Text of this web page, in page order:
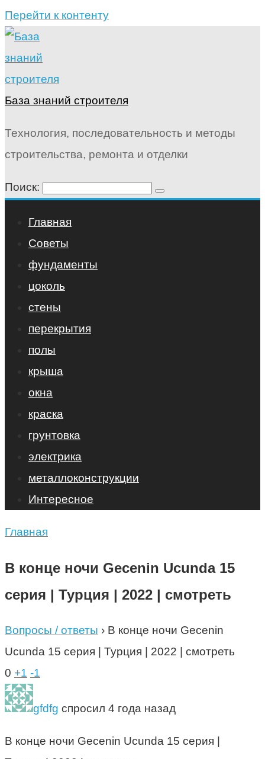
Перейти к контенту
База знаний строителя
Технология, последовательность и методы
строительства, ремонта и отделки
Поиск:
Главная
Советы
фундаменты
цоколь
стены
перекрытия
полы
крыша
окна
краска
грунтовка
электрика
металлоконструкции
Интересное
Главная
В конце ночи Gecenin Ucunda 15
серия | Турция | 2022 | смотреть
Вопросы / ответы › В конце ночи Gecenin
Ucunda 15 серия | Турция | 2022 | смотреть
0 +1 -1
gfdfg спросил 4 года назад
В конце ночи Gecenin Ucunda 15 серия |